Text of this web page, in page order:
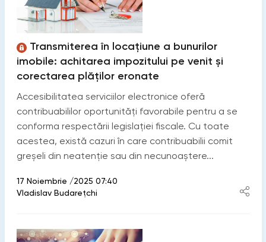
Transmiterea în locațiune a bunurilor
imobile: achitarea impozitului pe venit și
corectarea plăților eronate
Accesibilitatea serviciilor electronice oferă
contribuabililor oportunități favorabile pentru a se
conforma respectării legislației fiscale. Cu toate
acestea, există cazuri în care contribuabilii comit
greșeli din neatenție sau din necunoaștere...
17 Noiembrie /2025 07:40
Vladislav Budarețchi